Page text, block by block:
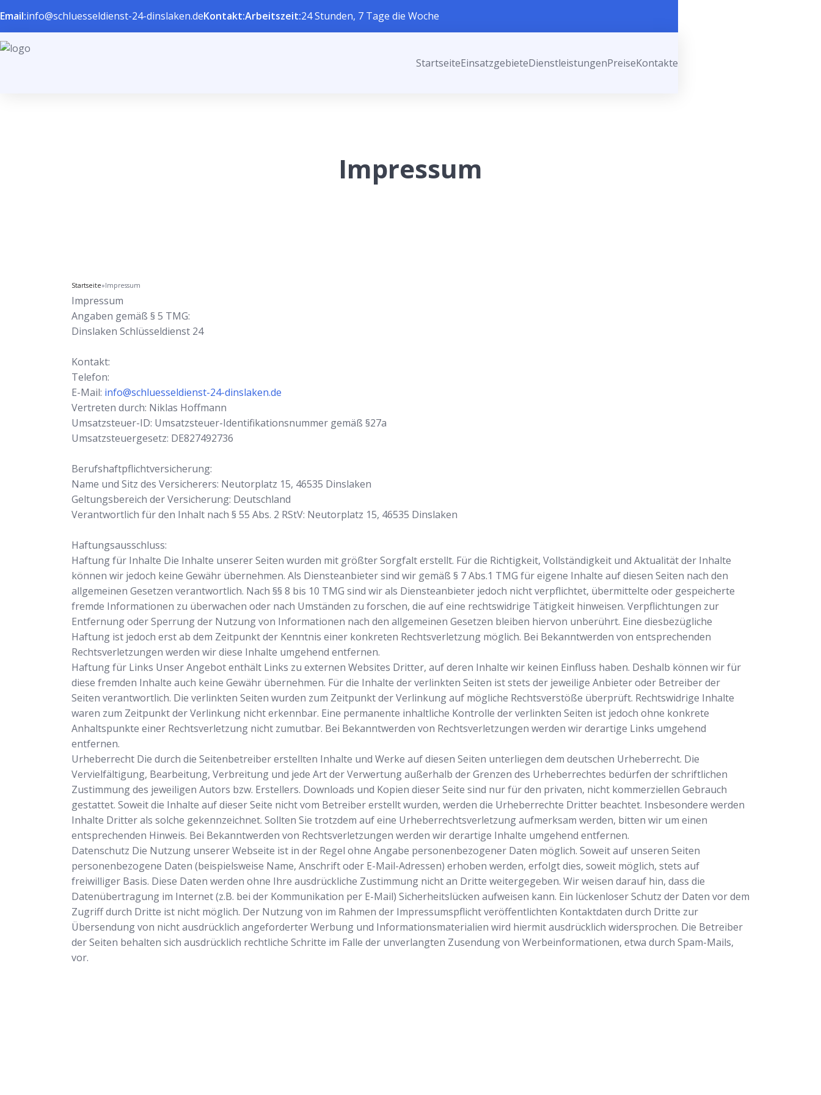
Email:info@schluesseldienst-24-dinslaken.deKontakt:Arbeitszeit:24 Stunden, 7 Tage die Woche
StartseiteEinsatzgebieteDienstleistungenPreiseKontakte
Impressum
Startseite»Impressum
Impressum
Angaben gemäß § 5 TMG:
Dinslaken Schlüsseldienst 24
Kontakt:
Telefon:
E-Mail: info@schluesseldienst-24-dinslaken.de
Vertreten durch: Niklas Hoffmann
Umsatzsteuer-ID: Umsatzsteuer-Identifikationsnummer gemäß §27a
Umsatzsteuergesetz: DE827492736
Berufshaftpflichtversicherung:
Name und Sitz des Versicherers: Neutorplatz 15, 46535 Dinslaken
Geltungsbereich der Versicherung: Deutschland
Verantwortlich für den Inhalt nach § 55 Abs. 2 RStV: Neutorplatz 15, 46535 Dinslaken
Haftungsausschluss:
Haftung für Inhalte Die Inhalte unserer Seiten wurden mit größter Sorgfalt erstellt. Für die Richtigkeit, Vollständigkeit und Aktualität der Inhalte
können wir jedoch keine Gewähr übernehmen. Als Diensteanbieter sind wir gemäß § 7 Abs.1 TMG für eigene Inhalte auf diesen Seiten nach den
allgemeinen Gesetzen verantwortlich. Nach §§ 8 bis 10 TMG sind wir als Diensteanbieter jedoch nicht verpflichtet, übermittelte oder gespeicherte
fremde Informationen zu überwachen oder nach Umständen zu forschen, die auf eine rechtswidrige Tätigkeit hinweisen. Verpflichtungen zur
Entfernung oder Sperrung der Nutzung von Informationen nach den allgemeinen Gesetzen bleiben hiervon unberührt. Eine diesbezügliche
Haftung ist jedoch erst ab dem Zeitpunkt der Kenntnis einer konkreten Rechtsverletzung möglich. Bei Bekanntwerden von entsprechenden
Rechtsverletzungen werden wir diese Inhalte umgehend entfernen.
Haftung für Links Unser Angebot enthält Links zu externen Websites Dritter, auf deren Inhalte wir keinen Einfluss haben. Deshalb können wir für
diese fremden Inhalte auch keine Gewähr übernehmen. Für die Inhalte der verlinkten Seiten ist stets der jeweilige Anbieter oder Betreiber der
Seiten verantwortlich. Die verlinkten Seiten wurden zum Zeitpunkt der Verlinkung auf mögliche Rechtsverstöße überprüft. Rechtswidrige Inhalte
waren zum Zeitpunkt der Verlinkung nicht erkennbar. Eine permanente inhaltliche Kontrolle der verlinkten Seiten ist jedoch ohne konkrete
Anhaltspunkte einer Rechtsverletzung nicht zumutbar. Bei Bekanntwerden von Rechtsverletzungen werden wir derartige Links umgehend
entfernen.
Urheberrecht Die durch die Seitenbetreiber erstellten Inhalte und Werke auf diesen Seiten unterliegen dem deutschen Urheberrecht. Die
Vervielfältigung, Bearbeitung, Verbreitung und jede Art der Verwertung außerhalb der Grenzen des Urheberrechtes bedürfen der schriftlichen
Zustimmung des jeweiligen Autors bzw. Erstellers. Downloads und Kopien dieser Seite sind nur für den privaten, nicht kommerziellen Gebrauch
gestattet. Soweit die Inhalte auf dieser Seite nicht vom Betreiber erstellt wurden, werden die Urheberrechte Dritter beachtet. Insbesondere werden
Inhalte Dritter als solche gekennzeichnet. Sollten Sie trotzdem auf eine Urheberrechtsverletzung aufmerksam werden, bitten wir um einen
entsprechenden Hinweis. Bei Bekanntwerden von Rechtsverletzungen werden wir derartige Inhalte umgehend entfernen.
Datenschutz Die Nutzung unserer Webseite ist in der Regel ohne Angabe personenbezogener Daten möglich. Soweit auf unseren Seiten
personenbezogene Daten (beispielsweise Name, Anschrift oder E-Mail-Adressen) erhoben werden, erfolgt dies, soweit möglich, stets auf
freiwilliger Basis. Diese Daten werden ohne Ihre ausdrückliche Zustimmung nicht an Dritte weitergegeben. Wir weisen darauf hin, dass die
Datenübertragung im Internet (z.B. bei der Kommunikation per E-Mail) Sicherheitslücken aufweisen kann. Ein lückenloser Schutz der Daten vor dem
Zugriff durch Dritte ist nicht möglich. Der Nutzung von im Rahmen der Impressumspflicht veröffentlichten Kontaktdaten durch Dritte zur
Übersendung von nicht ausdrücklich angeforderter Werbung und Informationsmaterialien wird hiermit ausdrücklich widersprochen. Die Betreiber
der Seiten behalten sich ausdrücklich rechtliche Schritte im Falle der unverlangten Zusendung von Werbeinformationen, etwa durch Spam-Mails,
vor.